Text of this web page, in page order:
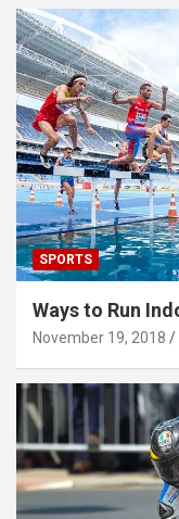
SPORTS
Ways to Run
November 19, 2018